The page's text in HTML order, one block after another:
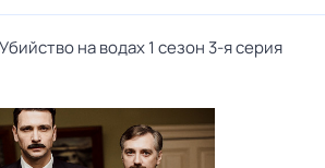
на водах 1 сезон 3-я серия